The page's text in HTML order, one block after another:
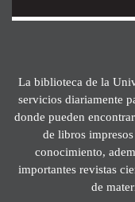
La biblioteca de la
servicios diariamente
donde pueden
de libros
conocimiento,
importantes revistas
de